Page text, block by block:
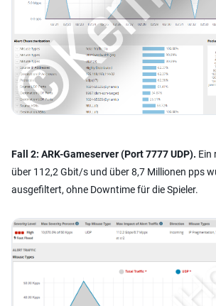
Fall 2: ARK-Gameserver (Port 7777 UDP). Ein
über 112,2 Gbit/s und über 8,7 Millionen pps
ausgefiltert, ohne Downtime für die Spieler.